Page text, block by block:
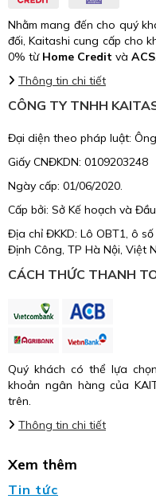
Nhằm mang đến cho quý
đối, Kaitashi cung cấp cho
0% từ Home Credit và ACS.
Thông tin chi tiết
CÔNG TY TNHH
Đại diện theo pháp luật:
Giấy CNĐKDN: 0109203248
Ngày cấp: 01/06/2020.
Cấp bởi: Sở Kế hoạch và
Địa chỉ ĐKKD: Lô OBT1, ô
Định Công, TP Hà Nội, Việt
CÁCH THỨC THANH
Quý khách có thể lựa
khoản ngân hàng của
trên.
Thông tin chi tiết
Xem thêm
Tin tức